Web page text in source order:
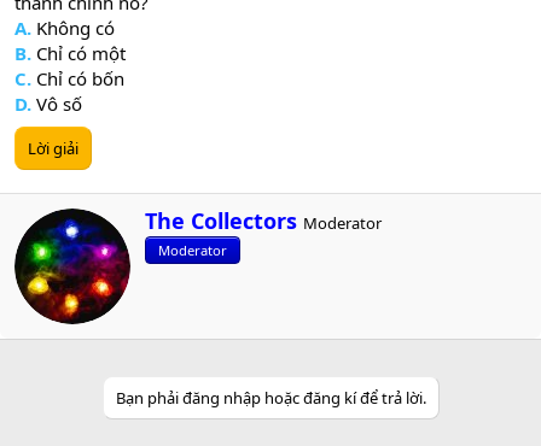
A. Không có
B. Chỉ có một
C. Chỉ có bốn
D. Vô số
Lời giải
W
r
i
n
The Collectors Moderator
Moderator
Bạn phải đăng nhập hoặc đăng kí để trả lời.